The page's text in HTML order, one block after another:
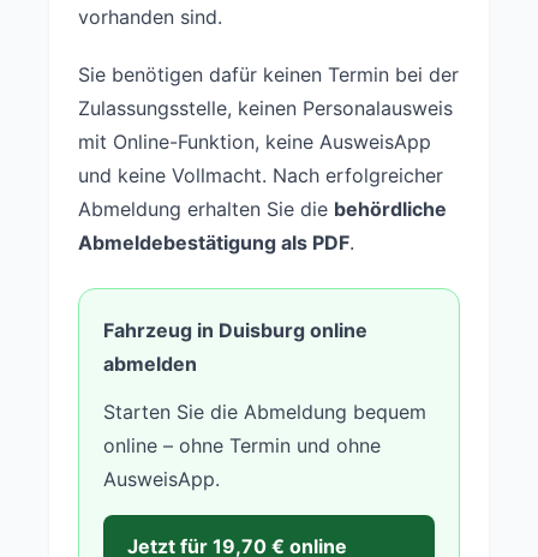
vorhanden sind.
Sie benötigen dafür keinen Termin bei der
Zulassungsstelle, keinen Personalausweis
mit Online-Funktion, keine AusweisApp
und keine Vollmacht. Nach erfolgreicher
Abmeldung erhalten Sie die behördliche
Abmeldebestätigung als PDF.
Fahrzeug in Duisburg online
abmelden
Starten Sie die Abmeldung bequem
online – ohne Termin und ohne
AusweisApp.
Jetzt für 19,70 € online